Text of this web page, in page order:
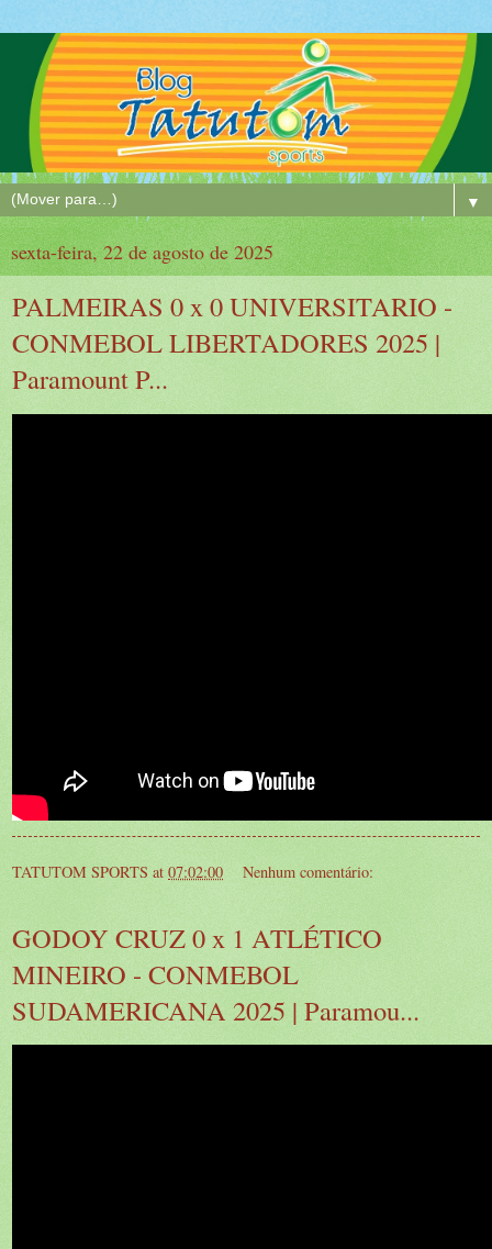
▼
sexta-feira, 22 de agosto de 2025
PALMEIRAS 0 x 0 UNIVERSITARIO -
CONMEBOL LIBERTADORES 2025 |
Paramount P...
TATUTOM SPORTS at 07:02:00 Nenhum comentário:
GODOY CRUZ 0 x 1 ATLÉTICO
MINEIRO - CONMEBOL
SUDAMERICANA 2025 | Paramou...